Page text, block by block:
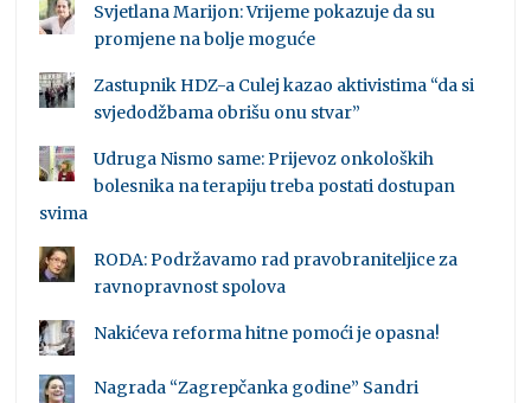
Svjetlana Marijon: Vrijeme pokazuje da su
promjene na bolje moguće
Zastupnik HDZ-a Culej kazao aktivistima “da si
svjedodžbama obrišu onu stvar”
Udruga Nismo same: Prijevoz onkoloških
bolesnika na terapiju treba postati dostupan
svima
RODA: Podržavamo rad pravobraniteljice za
ravnopravnost spolova
Nakićeva reforma hitne pomoći je opasna!
Nagrada “Zagrepčanka godine” Sandri